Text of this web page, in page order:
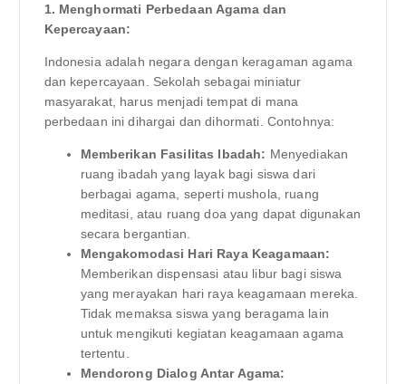
1. Menghormati Perbedaan Agama dan
Kepercayaan:
Indonesia adalah negara dengan keragaman agama
dan kepercayaan. Sekolah sebagai miniatur
masyarakat, harus menjadi tempat di mana
perbedaan ini dihargai dan dihormati. Contohnya:
Memberikan Fasilitas Ibadah: Menyediakan
ruang ibadah yang layak bagi siswa dari
berbagai agama, seperti mushola, ruang
meditasi, atau ruang doa yang dapat digunakan
secara bergantian.
Mengakomodasi Hari Raya Keagamaan:
Memberikan dispensasi atau libur bagi siswa
yang merayakan hari raya keagamaan mereka.
Tidak memaksa siswa yang beragama lain
untuk mengikuti kegiatan keagamaan agama
tertentu.
Mendorong Dialog Antar Agama: